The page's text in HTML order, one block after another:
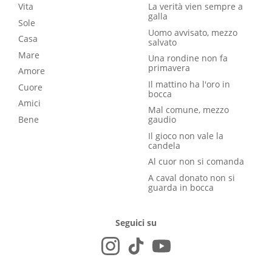
Vita
Sole
Casa
Mare
Amore
Cuore
Amici
Bene
La verità vien sempre a
galla
Uomo avvisato, mezzo
salvato
Una rondine non fa
primavera
Il mattino ha l'oro in
bocca
Mal comune, mezzo
gaudio
Il gioco non vale la
candela
Al cuor non si comanda
A caval donato non si
guarda in bocca
Seguici su